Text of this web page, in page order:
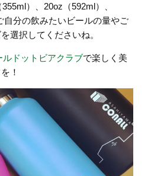
）、20oz（592ml）、
自分の飲みたいビールの量やご
選択してくださいね。
ルドットビアクラブで楽しく美
！